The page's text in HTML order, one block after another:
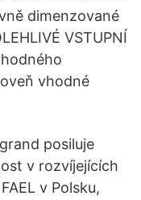
dimenzované
VSTUPNÍ
vhodné
posiluje
v rozvíjejících
v Polsku,